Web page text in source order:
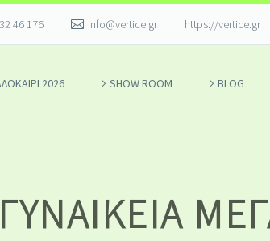
46 176 info@vertice.gr https://vertice.gr
2026 SHOW ROOM BLOG